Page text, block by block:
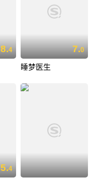
8.4 7.0
睡梦医生
5.4